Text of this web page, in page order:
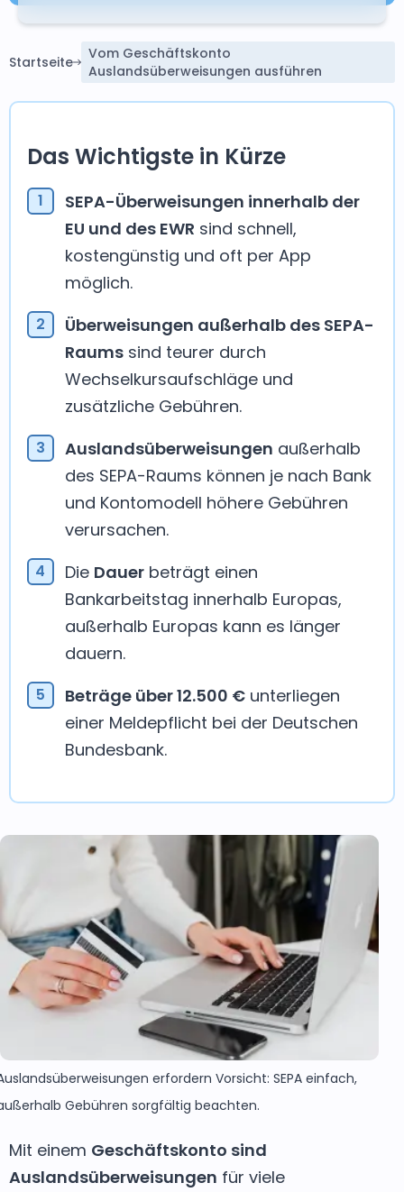
Startseite
Vom Geschäftskonto
Auslandsüberweisungen ausführen
Das Wichtigste in Kürze
SEPA-Überweisungen innerhalb der
EU und des EWR sind schnell,
kostengünstig und oft per App
möglich.
Überweisungen außerhalb des SEPA-
Raums sind teurer durch
Wechselkursaufschläge und
zusätzliche Gebühren.
Auslandsüberweisungen außerhalb
des SEPA-Raums können je nach Bank
und Kontomodell höhere Gebühren
verursachen.
Die Dauer beträgt einen
Bankarbeitstag innerhalb Europas,
außerhalb Europas kann es länger
dauern.
Beträge über 12.500 € unterliegen
einer Meldepflicht bei der Deutschen
Bundesbank.
erfordern Vorsicht: SEPA einfach,
Gebühren sorgfältig beachten.
Mit einem Geschäftskonto sind
Auslandsüberweisungen für viele